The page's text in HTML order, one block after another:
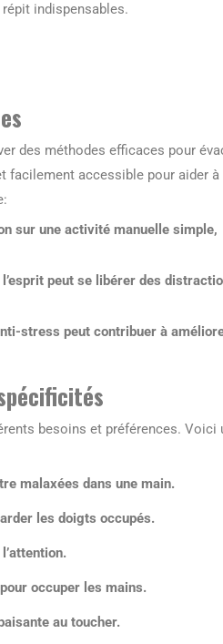
indispensables.
des méthodes efficaces pour
facilement accessible pour aider à
sur une activité manuelle simple,
peut se libérer des
stress peut contribuer à
besoins et préférences. Voici
malaxées dans une main.
les doigts occupés.
occuper les mains.
au toucher.